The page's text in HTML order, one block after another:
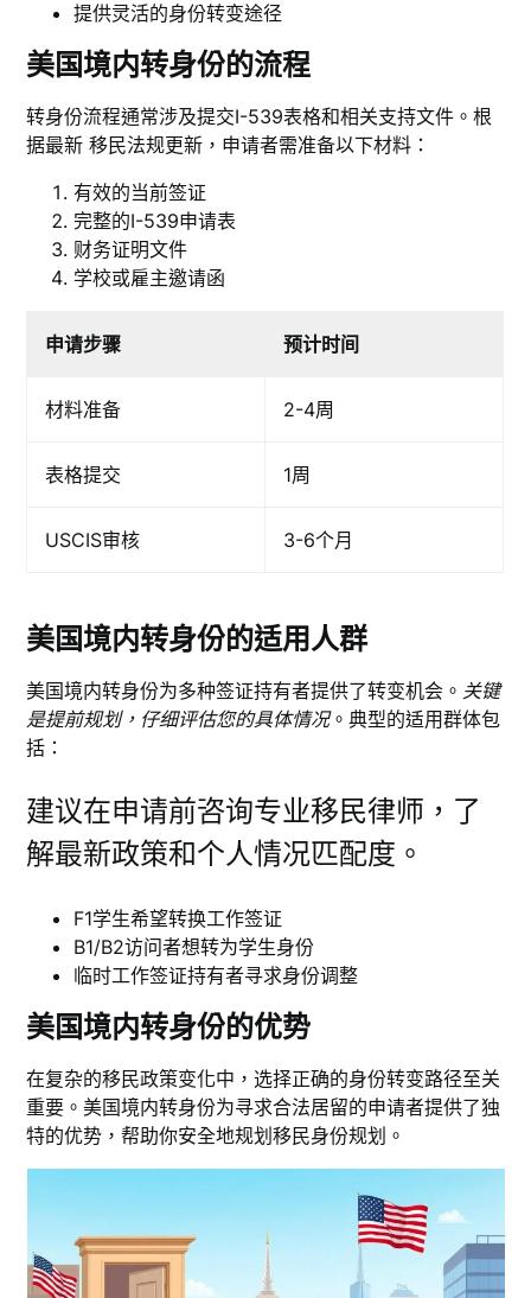
提供灵活的身份转变途径
美国境内转身份的流程
转身份流程通常涉及提交I-539表格和相关支持文件。根
据最新 移民法规更新，申请者需准备以下材料：
有效的当前签证
完整的I-539申请表
财务证明文件
学校或雇主邀请函
申请步骤 预计时间
材料准备 2-4周
表格提交 1周
USCIS审核 3-6个月
美国境内转身份的适用人群
美国境内转身份为多种签证持有者提供了转变机会。 关键
是提前规划，仔细评估您的具体情况。典型的适用群体包
括：
建议在申请前咨询专业移民律师，了
解最新政策和个人情况匹配度。
F1学生希望转换工作签证
B1/B2访问者想转为学生身份
临时工作签证持有者寻求身份调整
美国境内转身份的优势
在复杂的移民政策变化中，选择正确的身份转变路径至关
重要。美国境内转身份为寻求合法居留的申请者提供了独
特的优势，帮助你安全地规划移民身份规划。